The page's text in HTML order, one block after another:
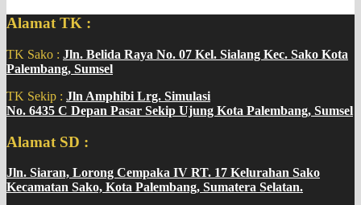
Alamat TK :
TK Sako : Jln. Belida Raya No. 07 Kel. Sialang Kec. Sako Kota
Palembang, Sumsel
TK Sekip : Jln Amphibi Lrg. Simulasi
No. 6435 C Depan Pasar Sekip Ujung Kota Palembang, Sumsel
Alamat SD :
Jln. Siaran, Lorong Cempaka IV RT. 17 Kelurahan Sako
Kecamatan Sako, Kota Palembang, Sumatera Selatan.